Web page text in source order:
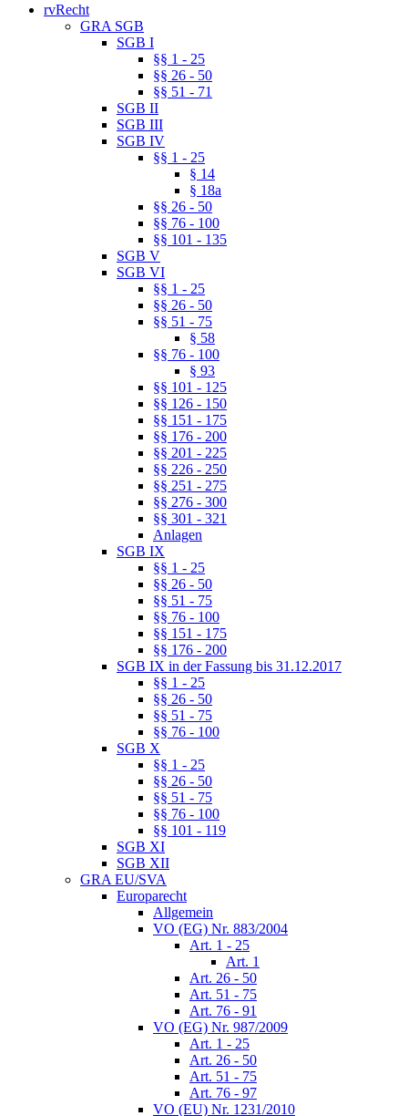
rvRecht
GRA SGB
SGB I
§§ 1 - 25
§§ 26 - 50
§§ 51 - 71
SGB II
SGB III
SGB IV
§§ 1 - 25
§ 14
§ 18a
§§ 26 - 50
§§ 76 - 100
§§ 101 - 135
SGB V
SGB VI
§§ 1 - 25
§§ 26 - 50
§§ 51 - 75
§ 58
§§ 76 - 100
§ 93
§§ 101 - 125
§§ 126 - 150
§§ 151 - 175
§§ 176 - 200
§§ 201 - 225
§§ 226 - 250
§§ 251 - 275
§§ 276 - 300
§§ 301 - 321
Anlagen
SGB IX
§§ 1 - 25
§§ 26 - 50
§§ 51 - 75
§§ 76 - 100
§§ 151 - 175
§§ 176 - 200
SGB IX in der Fassung bis 31.12.2017
§§ 1 - 25
§§ 26 - 50
§§ 51 - 75
§§ 76 - 100
SGB X
§§ 1 - 25
§§ 26 - 50
§§ 51 - 75
§§ 76 - 100
§§ 101 - 119
SGB XI
SGB XII
GRA EU/SVA
Europarecht
Allgemein
VO (EG) Nr. 883/2004
Art. 1 - 25
Art. 1
Art. 26 - 50
Art. 51 - 75
Art. 76 - 91
VO (EG) Nr. 987/2009
Art. 1 - 25
Art. 26 - 50
Art. 51 - 75
Art. 76 - 97
VO (EU) Nr. 1231/2010